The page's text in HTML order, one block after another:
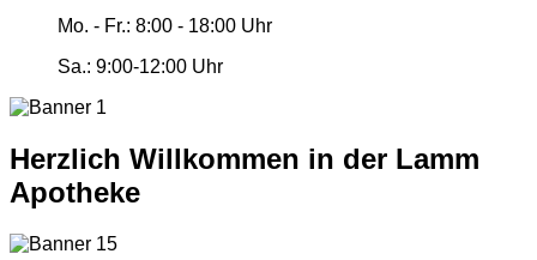
Mo. - Fr.: 8:00 - 18:00 Uhr
Sa.: 9:00-12:00 Uhr
Herzlich Willkommen in der Lamm
Apotheke